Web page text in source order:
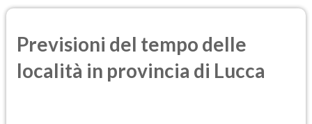
Previsioni del tempo delle
località in provincia di Lucca